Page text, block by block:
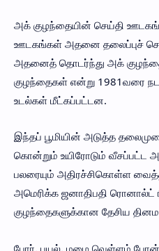
அக் குழந்தையின் செய்தி
ஊடகங்கள் அதனை தலைப்புச்
அதனைத் தொடர்ந்து அக்
குழந்தைகள் என்று 1981வரை
உடல்கள் மீட்கப்பட்டன.
இந்தப் பூமியின் அடுத்த
கொன்றும் உயிரோடும்
பலரையும் அதிரச்சிகொள்ள
அமெரிக்க ஜனாதிபதி
குழந்தைகளுக்கான தேசிய
போர், புயல், மழை வெள்ளம்